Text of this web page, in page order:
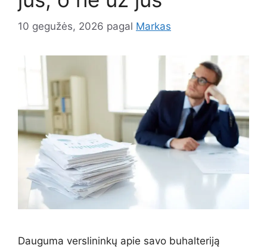
10 gegužės, 2026 pagal Markas
Dauguma verslininkų apie savo buhalteriją